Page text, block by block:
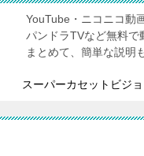
YouTube・ニコニコ動
パンドラTVなど無料で
まとめて、簡単な説明
スーパーカセットビジ